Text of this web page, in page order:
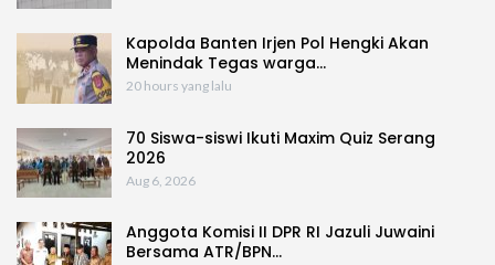
Kapolda Banten Irjen Pol Hengki Akan
Menindak Tegas warga…
20 hours yang lalu
70 Siswa-siswi Ikuti Maxim Quiz Serang
2026
Aug 6, 2026
Anggota Komisi II DPR RI Jazuli Juwaini
Bersama ATR/BPN…